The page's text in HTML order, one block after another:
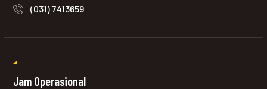
(031) 7413659
Jam Operasional